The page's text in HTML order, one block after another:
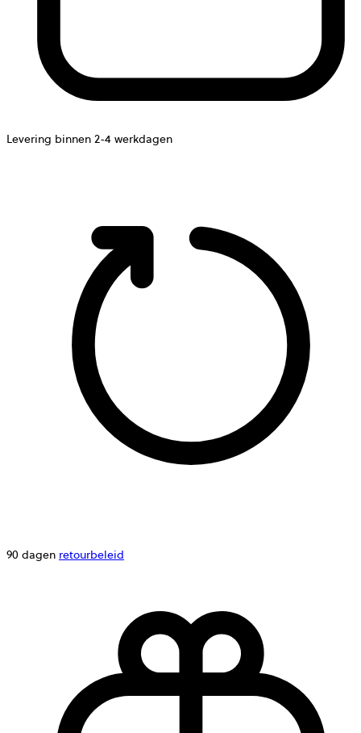
Levering binnen 2-4 werkdagen
90 dagen retourbeleid